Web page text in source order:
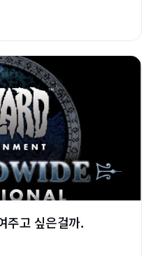
주고 싶은걸까.